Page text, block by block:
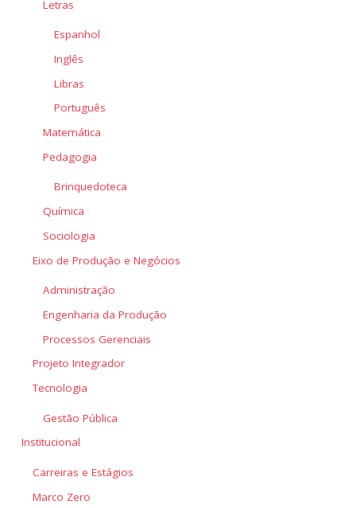
Letras
Espanhol
Inglês
Libras
Português
Matemática
Pedagogia
Brinquedoteca
Química
Sociologia
Eixo de Produção e Negócios
Administração
Engenharia da Produção
Processos Gerenciais
Projeto Integrador
Tecnologia
Gestão Pública
Institucional
Carreiras e Estágios
Marco Zero